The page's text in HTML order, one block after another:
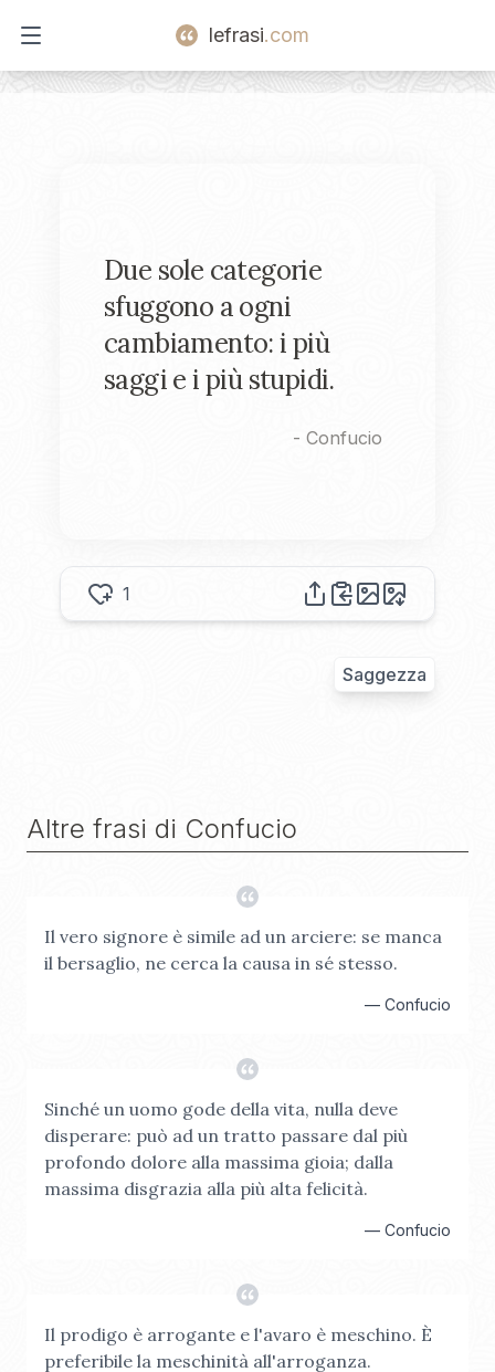
Open main menu
lefrasi.com
Due sole categorie
sfuggono a ogni
cambiamento: i più
saggi e i più stupidi.
- Confucio
1
Saggezza
Altre frasi di Confucio
Il vero signore è simile ad un arciere: se manca
il bersaglio, ne cerca la causa in sé stesso.
— Confucio
Sinché un uomo gode della vita, nulla deve
disperare: può ad un tratto passare dal più
profondo dolore alla massima gioia; dalla
massima disgrazia alla più alta felicità.
— Confucio
Il prodigo è arrogante e l'avaro è meschino. È
preferibile la meschinità all'arroganza.